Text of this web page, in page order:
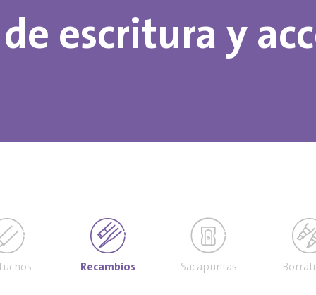
escritura y
Recambios Sacapuntas